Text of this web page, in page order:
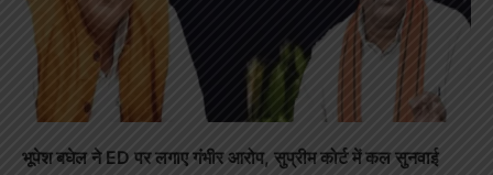
भूपेश बघेल ने ED पर लगाए गंभीर आरोप, सुप्रीम कोर्ट में कल सुनवाई